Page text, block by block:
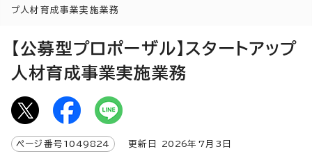
プ人材育成事業実施業務
【公募型プロポーザル】スタートアップ
人材育成事業実施業務
ページ番号 1049824 更新日 2026年7月3日